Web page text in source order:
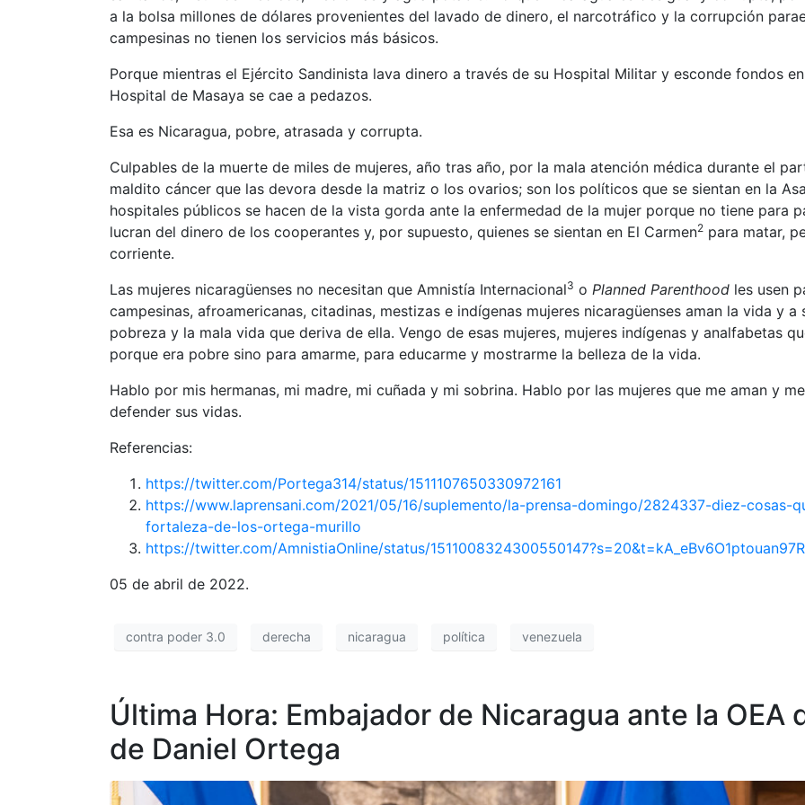
a la bolsa millones de dólares provenientes del lavado de dinero, el narcotráfico y la corrupción
campesinas no tienen los servicios más básicos.
Porque mientras el Ejército Sandinista lava dinero a través de su Hospital Militar y esconde fondos
Hospital de Masaya se cae a pedazos.
Esa es Nicaragua, pobre, atrasada y corrupta.
Culpables de la muerte de miles de mujeres, año tras año, por la mala atención médica durante el
maldito cáncer que las devora desde la matriz o los ovarios; son los políticos que se sientan en la
hospitales públicos se hacen de la vista gorda ante la enfermedad de la mujer porque no tiene para
lucran del dinero de los cooperantes y, por supuesto, quienes se sientan en El Carmen2 para matar,
corriente.
Las mujeres nicaragüenses no necesitan que Amnistía Internacional3 o Planned Parenthood les usen
campesinas, afroamericanas, citadinas, mestizas e indígenas mujeres nicaragüenses aman la vida y
pobreza y la mala vida que deriva de ella. Vengo de esas mujeres, mujeres indígenas y analfabetas
porque era pobre sino para amarme, para educarme y mostrarme la belleza de la vida.
Hablo por mis hermanas, mi madre, mi cuñada y mi sobrina. Hablo por las mujeres que me aman y
defender sus vidas.
Referencias:
https://twitter.com/Portega314/status/1511107650330972161
https://www.laprensani.com/2021/05/16/suplemento/la-prensa-domingo/2824337-diez-cosas-
fortaleza-de-los-ortega-murillo
https://twitter.com/AmnistiaOnline/status/
05 de abril de 2022.
contra poder 3.0 derecha nicaragua política venezuela
Última Hora: Embajador de Nicaragua ante la OEA
de Daniel Ortega